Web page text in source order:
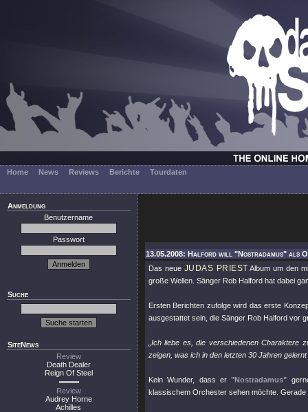
Home News Reviews Berichte Tourdaten
Anmeldung
Benutzername
Passwort
Suche
SiteNews
Review
Death Dealer
Reign Of Steel
Review
Audrey Horne
Achilles
13.05.2008: Halford will "Nostradamus" als
Das neue JUDAS PRIEST Album um den
große Wellen. Sänger Rob Halford hat dabei
Ersten Berichten zufolge wird das erste
ausgestattet sein, die Sänger Rob Halford vor
„Ich liebe es, die verschiedenen Charaktere
zeigen, was ich in den letzten 30 Jahren
Kein Wunder, dass er"Nostradamus"
klassischem Orchester sehen möchte.